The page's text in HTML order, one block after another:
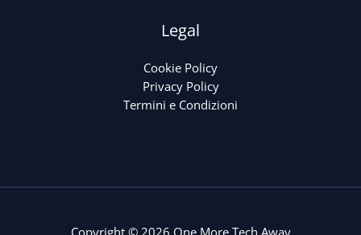
Legal
Cookie Policy
Privacy Policy
Termini e Condizioni
Copyright © 2026 One More Tech Away